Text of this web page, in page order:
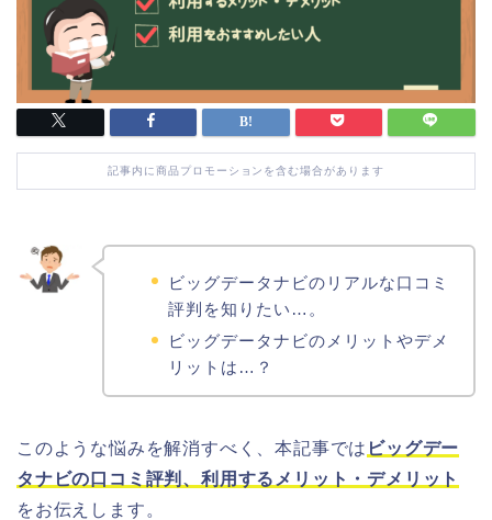
記事内に商品プロモーションを含む場合があります
ビッグデータナビのリアルな口コミ
評判を知りたい…。
ビッグデータナビのメリットやデメ
リットは…？
このような悩みを解消すべく、本記事では ビッグデー
タナビの口コミ評判、利用するメリット・デメリット
をお伝えします。